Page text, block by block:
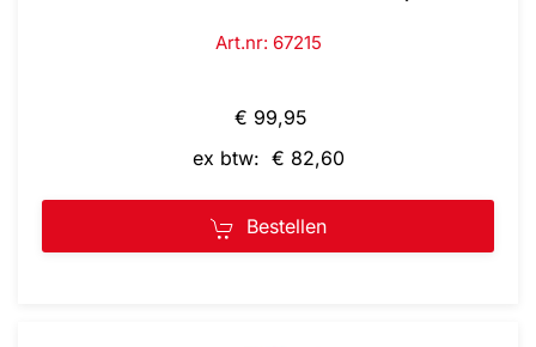
Art.nr: 67215
€ 99,95
ex btw: € 82,60
Bestellen